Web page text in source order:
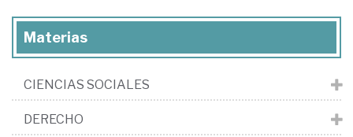
Materias
CIENCIAS SOCIALES
DERECHO